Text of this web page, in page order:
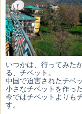
いつかは、行ってみた
る、チベット。
中国で迫害されたチベ
小さなチベットを作っ
今ではチベットよりも
す。